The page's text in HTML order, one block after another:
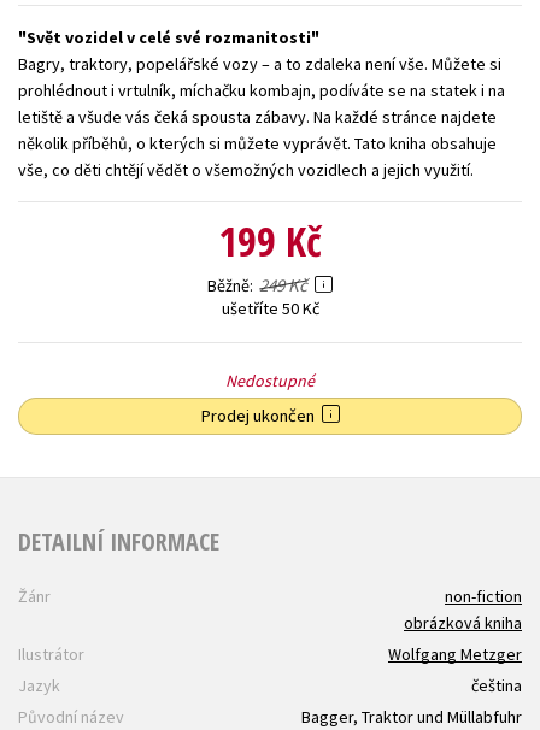
Young adult (SK)
Zahraniční literatura
Všechny tituly
Svět vozidel v celé své rozmanitosti
Bagry, traktory, popelářské vozy – a to zdaleka není vše. Můžete si
prohlédnout i vrtulník, míchačku kombajn, podíváte se na statek i na
letiště a všude vás čeká spousta zábavy. Na každé stránce najdete
několik příběhů, o kterých si můžete vyprávět. Tato kniha obsahuje
vše, co děti chtějí vědět o všemožných vozidlech a jejich využití.
199 Kč
Běžně 249 Kč
ušetříte 50 Kč
Nedostupné
Prodej ukončen
DETAILNÍ INFORMACE
Žánr
non-fiction
obrázková kniha
Ilustrátor
Wolfgang Metzger
Jazyk
čeština
Původní název
Bagger, Traktor und Müllabfuhr